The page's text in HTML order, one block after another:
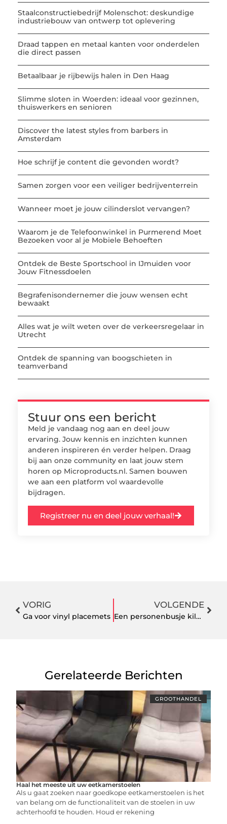
Staalconstructiebedrijf Molenschot: deskundige
industriebouw van ontwerp tot oplevering
Draad tappen en metaal kanten voor onderdelen
die direct passen
Betaalbaar je rijbewijs halen in Den Haag
Slimme sloten in Woerden: ideaal voor gezinnen,
thuiswerkers en senioren
Discover the latest styles from barbers in
Amsterdam
Hoe schrijf je content die gevonden wordt?
Samen zorgen voor een veiliger bedrijventerrein
Wanneer moet je jouw cilinderslot vervangen?
Waarom je de Telefoonwinkel in Purmerend Moet
Bezoeken voor al je Mobiele Behoeften
Ontdek de Beste Sportschool in IJmuiden voor
Jouw Fitnessdoelen
Begrafenisondernemer die jouw wensen echt
bewaakt
Alles wat je wilt weten over de verkeersregelaar in
Utrecht
Ontdek de spanning van boogschieten in
teamverband
Stuur ons een bericht
Meld je vandaag nog aan en deel jouw
ervaring. Jouw kennis en inzichten kunnen
anderen inspireren én verder helpen. Draag
bij aan onze community en laat jouw stem
horen op Microproducts.nl. Samen bouwen
we aan een platform vol waardevolle
bijdragen.
Registreer nu en deel jouw verhaal!
VORIG
Ga voor vinyl placemets
VOLGENDE
Een personenbusje kilometervrij huren voor op vakantie
Gerelateerde Berichten
GROOTHANDEL
Haal het meeste uit uw eetkamerstoelen
Als u gaat zoeken naar goedkope eetkamerstoelen is het
van belang om de functionaliteit van de stoelen in uw
achterhoofd te houden. Houd er rekening